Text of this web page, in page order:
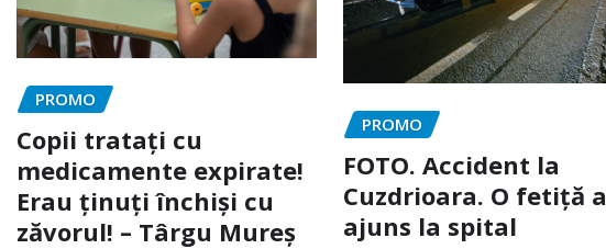
PROMO
Copii tratați cu
medicamente expirate!
Erau ținuți închiși cu
zăvorul! – Târgu Mureș
PROMO
FOTO. Accident la
Cuzdrioara. O fetiță a
ajuns la spital